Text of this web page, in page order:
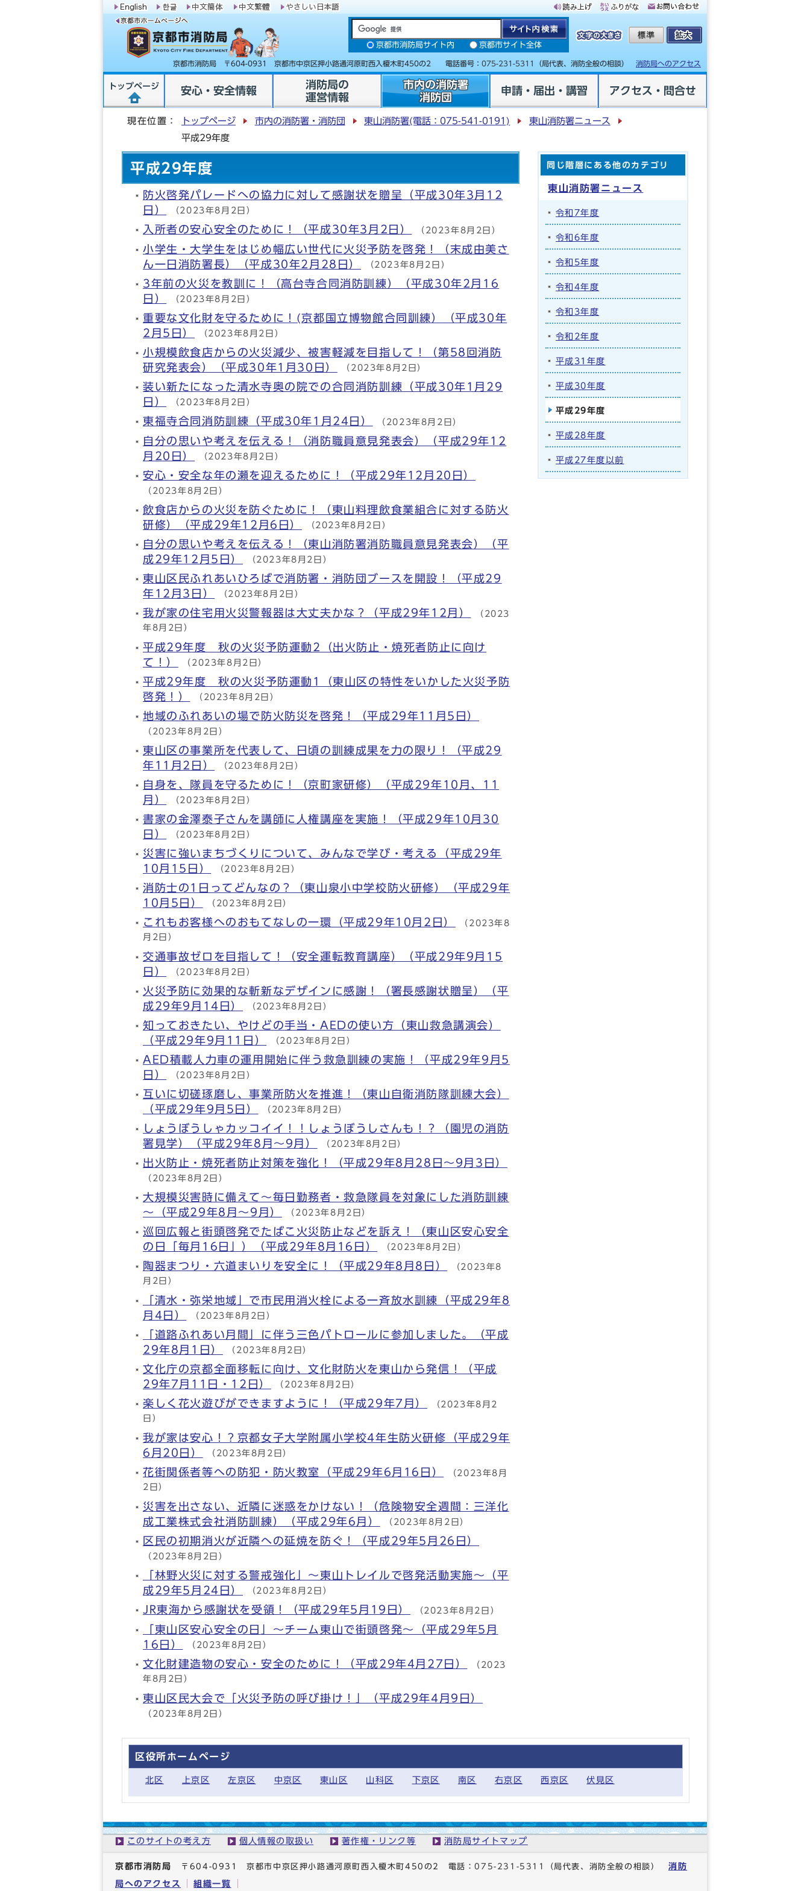
京都市消防局サイト内 京都市サイト全体
京都市消防局 〒604-0931 京都市中京区押小路通河原町西入榎木町450の2 電話番号： 075-231-5311 （局代表、消防全般の相談） 消防局へのアクセス
トップページ 安心・安全情報
消防局の
運営情報
市内の消防署
消防団
申請・届出・講習 アクセス・問合せ
現在位置： トップページ 市内の消防署・消防団 東山消防署(電話：075-541-0191)
東山消防署ニュース
平成29年度
平成29年度
防火啓発パレードへの協力に対して感謝状を贈呈（平成30年3月12
日） （2023年8月2日）
入所者の安心安全のために！（平成30年3月2日） （2023年8月2日）
小学生・大学生をはじめ幅広い世代に火災予防を啓発！（末成由美さ
ん一日消防署長）（平成30年2月28日） （2023年8月2日）
3年前の火災を教訓に！（高台寺合同消防訓練）（平成30年2月16
日） （2023年8月2日）
重要な文化財を守るために！(京都国立博物館合同訓練）（平成30年
2月5日） （2023年8月2日）
小規模飲食店からの火災減少、被害軽減を目指して！（第58回消防
研究発表会）（平成30年1月30日） （2023年8月2日）
装い新たになった清水寺奥の院での合同消防訓練（平成30年1月29
日） （2023年8月2日）
東福寺合同消防訓練（平成30年1月24日） （2023年8月2日）
自分の思いや考えを伝える！（消防職員意見発表会）（平成29年12
月20日） （2023年8月2日）
安心・安全な年の瀬を迎えるために！（平成29年12月20日）
（2023年8月2日）
飲食店からの火災を防ぐために！（東山料理飲食業組合に対する防火
研修）（平成29年12月6日） （2023年8月2日）
自分の思いや考えを伝える！（東山消防署消防職員意見発表会）（平
成29年12月5日） （2023年8月2日）
東山区民ふれあいひろばで消防署・消防団ブースを開設！（平成29
年12月3日） （2023年8月2日）
我が家の住宅用火災警報器は大丈夫かな？（平成29年12月） （2023
年8月2日）
平成29年度 秋の火災予防運動2（出火防止・焼死者防止に向け
て！） （2023年8月2日）
平成29年度 秋の火災予防運動1（東山区の特性をいかした火災予防
啓発！） （2023年8月2日）
地域のふれあいの場で防火防災を啓発！（平成29年11月5日）
（2023年8月2日）
東山区の事業所を代表して、日頃の訓練成果を力の限り！（平成29
年11月2日） （2023年8月2日）
自身を、隊員を守るために！（京町家研修）（平成29年10月、11
月） （2023年8月2日）
書家の金澤泰子さんを講師に人権講座を実施！（平成29年10月30
日） （2023年8月2日）
災害に強いまちづくりについて、みんなで学び・考える（平成29年
10月15日） （2023年8月2日）
消防士の1日ってどんなの？（東山泉小中学校防火研修）（平成29年
10月5日） （2023年8月2日）
これもお客様へのおもてなしの一環（平成29年10月2日） （2023年8
月2日）
交通事故ゼロを目指して！（安全運転教育講座）（平成29年9月15
日） （2023年8月2日）
火災予防に効果的な斬新なデザインに感謝！（署長感謝状贈呈）（平
成29年9月14日） （2023年8月2日）
知っておきたい、やけどの手当・AEDの使い方（東山救急講演会）
（平成29年9月11日） （2023年8月2日）
AED積載人力車の運用開始に伴う救急訓練の実施！（平成29年9月5
日） （2023年8月2日）
互いに切磋琢磨し、事業所防火を推進！（東山自衛消防隊訓練大会）
（平成29年9月5日） （2023年8月2日）
しょうぼうしゃカッコイイ！！しょうぼうしさんも！？（園児の消防
署見学）（平成29年8月～9月） （2023年8月2日）
出火防止・焼死者防止対策を強化！（平成29年8月28日～9月3日）
（2023年8月2日）
大規模災害時に備えて～毎日勤務者・救急隊員を対象にした消防訓練
～（平成29年8月～9月） （2023年8月2日）
巡回広報と街頭啓発でたばこ火災防止などを訴え！（東山区安心安全
の日「毎月16日」）（平成29年8月16日） （2023年8月2日）
陶器まつり・六道まいりを安全に！（平成29年8月8日） （2023年8
月2日）
「清水・弥栄地域」で市民用消火栓による一斉放水訓練（平成29年8
月4日） （2023年8月2日）
「道路ふれあい月間」に伴う三色パトロールに参加しました。（平成
29年8月1日） （2023年8月2日）
文化庁の京都全面移転に向け、文化財防火を東山から発信！（平成
29年7月11日・12日） （2023年8月2日）
楽しく花火遊びができますように！（平成29年7月） （2023年8月2
日）
我が家は安心！？京都女子大学附属小学校4年生防火研修（平成29年
6月20日） （2023年8月2日）
花街関係者等への防犯・防火教室（平成29年6月16日） （2023年8月
2日）
災害を出さない、近隣に迷惑をかけない！（危険物安全週間：三洋化
成工業株式会社消防訓練）（平成29年6月） （2023年8月2日）
区民の初期消火が近隣への延焼を防ぐ！（平成29年5月26日）
（2023年8月2日）
「林野火災に対する警戒強化」～東山トレイルで啓発活動実施～（平
成29年5月24日） （2023年8月2日）
JR東海から感謝状を受領！（平成29年5月19日） （2023年8月2日）
「東山区安心安全の日」～チーム東山で街頭啓発～（平成29年5月
16日） （2023年8月2日）
文化財建造物の安心・安全のために！（平成29年4月27日） （2023
年8月2日）
東山区民大会で「火災予防の呼び掛け！」（平成29年4月9日）
（2023年8月2日）
同じ階層にある他のカテゴリ
東山消防署ニュース
令和7年度
令和6年度
令和5年度
令和4年度
令和3年度
令和2年度
平成31年度
平成30年度
平成29年度
平成28年度
平成27年度以前
区役所ホームページ
北区 上京区 左京区 中京区 東山区 山科区 下京区 南区 右京区 西京区 伏見区
このサイトの考え方 個人情報の取扱い 著作権・リンク等 消防局サイトマップ
京都市消防局 〒604-0931 京都市中京区押小路通河原町西入榎木町450の2 電話：075-231-5311 （局代表、消防全般の相談）消防
局へのアクセス
組織一覧